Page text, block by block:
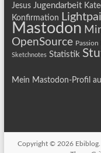
Jesus Jugendarbeit
Konfirmation
Mastodon
OpenSource Passion
Sketchnotes Statistik
Mein Mastodon-Profil
Copyright © 2026 Ebiblog